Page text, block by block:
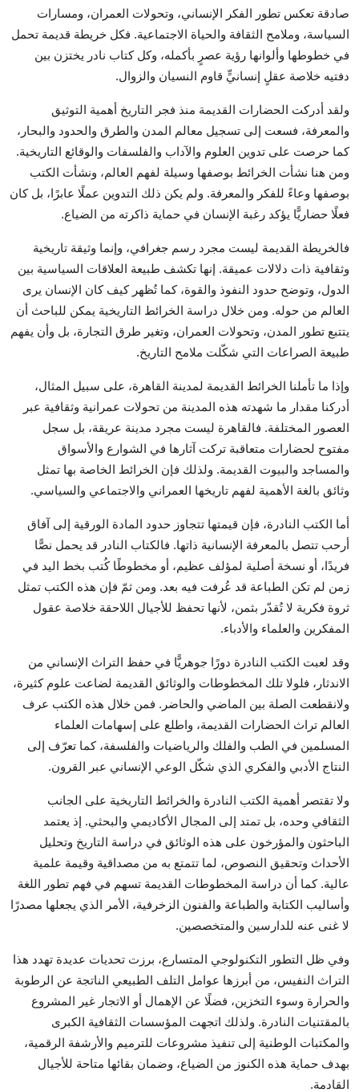
صادقة تعكس تطور الفكر الإنساني، وتحولات العمران، ومسارات
السياسة، وملامح الثقافة والحياة الاجتماعية. فكل خريطة قديمة تحمل
في خطوطها وألوانها رؤية عصرٍ بأكمله، وكل كتاب نادر يختزن بين
دفتيه خلاصة عقلٍ إنسانيٍّ قاوم النسيان والزوال.
ولقد أدركت الحضارات القديمة منذ فجر التاريخ أهمية التوثيق
والمعرفة، فسعت إلى تسجيل معالم المدن والطرق والحدود والبحار،
كما حرصت على تدوين العلوم والآداب والفلسفات والوقائع التاريخية.
ومن هنا نشأت الخرائط بوصفها وسيلة لفهم العالم، ونشأت الكتب
بوصفها وعاءً للفكر والمعرفة. ولم يكن ذلك التدوين عملًا عابرًا، بل كان
فعلًا حضاريًّا يؤكد رغبة الإنسان في حماية ذاكرته من الضياع.
فالخريطة القديمة ليست مجرد رسم جغرافي، وإنما وثيقة تاريخية
وثقافية ذات دلالات عميقة. إنها تكشف طبيعة العلاقات السياسية بين
الدول، وتوضح حدود النفوذ والقوة، كما تُظهر كيف كان الإنسان يرى
العالم من حوله. ومن خلال دراسة الخرائط التاريخية يمكن للباحث أن
يتتبع تطور المدن، وتحولات العمران، وتغير طرق التجارة، بل وأن يفهم
طبيعة الصراعات التي شكّلت ملامح التاريخ.
وإذا ما تأملنا الخرائط القديمة لمدينة القاهرة، على سبيل المثال،
أدركنا مقدار ما شهدته هذه المدينة من تحولات عمرانية وثقافية عبر
العصور المختلفة. فالقاهرة ليست مجرد مدينة عريقة، بل سجل
مفتوح لحضارات متعاقبة تركت آثارها في الشوارع والأسواق
والمساجد والبيوت القديمة. ولذلك فإن الخرائط الخاصة بها تمثل
وثائق بالغة الأهمية لفهم تاريخها العمراني والاجتماعي والسياسي.
أما الكتب النادرة، فإن قيمتها تتجاوز حدود المادة الورقية إلى آفاق
أرحب تتصل بالمعرفة الإنسانية ذاتها. فالكتاب النادر قد يحمل نصًّا
فريدًا، أو نسخة أصلية لمؤلف عظيم، أو مخطوطًا كُتب بخط اليد في
زمن لم تكن الطباعة قد عُرفت فيه بعد. ومن ثمّ فإن هذه الكتب تمثل
ثروة فكرية لا تُقدّر بثمن، لأنها تحفظ للأجيال اللاحقة خلاصة عقول
المفكرين والعلماء والأدباء.
وقد لعبت الكتب النادرة دورًا جوهريًّا في حفظ التراث الإنساني من
الاندثار، فلولا تلك المخطوطات والوثائق القديمة لضاعت علوم كثيرة،
ولانقطعت الصلة بين الماضي والحاضر. فمن خلال هذه الكتب عرف
العالم تراث الحضارات القديمة، واطلع على إسهامات العلماء
المسلمين في الطب والفلك والرياضيات والفلسفة، كما تعرّف إلى
النتاج الأدبي والفكري الذي شكّل الوعي الإنساني عبر القرون.
ولا تقتصر أهمية الكتب النادرة والخرائط التاريخية على الجانب
الثقافي وحده، بل تمتد إلى المجال الأكاديمي والبحثي. إذ يعتمد
الباحثون والمؤرخون على هذه الوثائق في دراسة التاريخ وتحليل
الأحداث وتحقيق النصوص، لما تتمتع به من مصداقية وقيمة علمية
عالية. كما أن دراسة المخطوطات القديمة تسهم في فهم تطور اللغة
وأساليب الكتابة والطباعة والفنون الزخرفية، الأمر الذي يجعلها مصدرًا
لا غنى عنه للدارسين والمتخصصين.
وفي ظل التطور التكنولوجي المتسارع، برزت تحديات عديدة تهدد هذا
التراث النفيس، من أبرزها عوامل التلف الطبيعي الناتجة عن الرطوبة
والحرارة وسوء التخزين، فضلًا عن الإهمال أو الاتجار غير المشروع
بالمقتنيات النادرة. ولذلك اتجهت المؤسسات الثقافية الكبرى
والمكتبات الوطنية إلى تنفيذ مشروعات للترميم والأرشفة الرقمية،
بهدف حماية هذه الكنوز من الضياع، وضمان بقائها متاحة للأجيال
القادمة.